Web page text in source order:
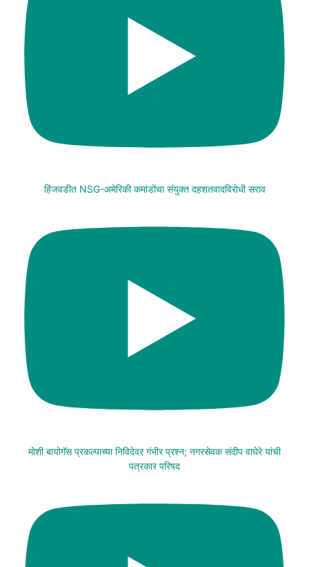
हिंजवडीत NSG-अमेरिकी कमांडोंचा संयुक्त दहशतवादविरोधी सराव
मोशी बायोगॅस प्रकल्पाच्या निविदेवर गंभीर प्रश्न; नगरसेवक संदीप वाघेरे यांची
पत्रकार परिषद